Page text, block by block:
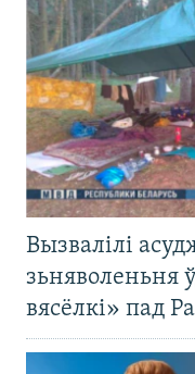
Вызвалілі
зьняволеньня
вясёлкі» пад